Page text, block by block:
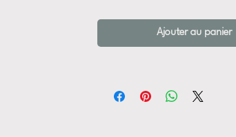
Diamètre ouverture 10 cm
Ajouter au panier